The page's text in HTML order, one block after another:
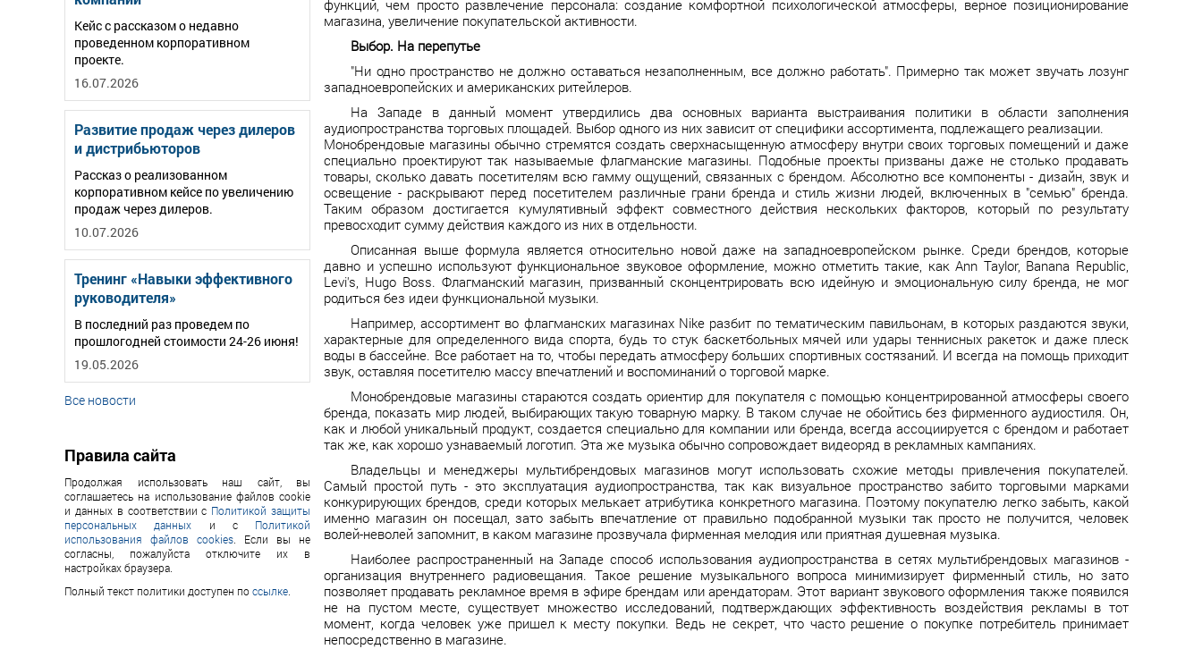
Кейс с рассказом о недавно
проведенном корпоративном
проекте.
16.07.2026
Развитие продаж через дилеров
и дистрибьюторов
Рассказ о реализованном
корпоративном кейсе по увеличению
продаж через дилеров.
10.07.2026
Тренинг «Навыки эффективного
руководителя»
В последний раз проведем по
прошлогодней стоимости 24-26 июня!
19.05.2026
Все новости
Правила сайта
Продолжая использовать наш сайт, вы
соглашаетесь на использование файлов cookie
и данных в соответствии с Политикой защиты
персональных данных и с Политикой
использования файлов cookies . Если вы не
согласны, пожалуйста отключите их в
настройках браузера.
Полный текст политики доступен поссылке
функций, чем просто развлечение персонала: создание комфортной психологической атмосферы, верное позиционирование
магазина, увеличение покупательской активности.
Выбор. На перепутье
"Ни одно пространство не должно оставаться незаполненным, все должно работать". Примерно так может звучать лозунг
западноевропейских и американских ритейлеров.
На Западе в данный момент утвердились два основных варианта выстраивания политики в области заполнения
аудиопространства торговых площадей. Выбор одного из них зависит от специфики ассортимента, подлежащего реализации.
Монобрендовые магазины обычно стремятся создать сверхнасыщенную атмосферу внутри своих торговых помещений и даже
специально проектируют так называемые флагманские магазины. Подобные проекты призваны даже не столько продавать
товары, сколько давать посетителям всю гамму ощущений, связанных с брендом. Абсолютно все компоненты - дизайн, звук и
освещение - раскрывают перед посетителем различные грани бренда и стиль жизни людей, включенных в "семью" бренда.
Таким образом достигается кумулятивный эффект совместного действия нескольких факторов, который по результату
превосходит сумму действия каждого из них в отдельности.
Описанная выше формула является относительно новой даже на западноевропейском рынке. Среди брендов, которые
давно и успешно используют функциональное звуковое оформление, можно отметить такие, как Ann Taylor, Banana Republic,
Levi's, Hugo Boss. Флагманский магазин, призванный сконцентрировать всю идейную и эмоциональную силу бренда, не мог
родиться без идеи функциональной музыки.
Например, ассортимент во флагманских магазинах Nike разбит по тематическим павильонам, в которых раздаются звуки,
характерные для определенного вида спорта, будь то стук баскетбольных мячей или удары теннисных ракеток и даже плеск
воды в бассейне. Все работает на то, чтобы передать атмосферу больших спортивных состязаний. И всегда на помощь приходит
звук, оставляя посетителю массу впечатлений и воспоминаний о торговой марке.
Монобрендовые магазины стараются создать ориентир для покупателя с помощью концентрированной атмосферы своего
бренда, показать мир людей, выбирающих такую товарную марку. В таком случае не обойтись без фирменного аудиостиля. Он,
как и любой уникальный продукт, создается специально для компании или бренда, всегда ассоциируется с брендом и работает
так же, как хорошо узнаваемый логотип. Эта же музыка обычно сопровождает видеоряд в рекламных кампаниях.
Владельцы и менеджеры мультибрендовых магазинов могут использовать схожие методы привлечения покупателей.
Самый простой путь - это эксплуатация аудиопространства, так как визуальное пространство забито торговыми марками
конкурирующих брендов, среди которых мелькает атрибутика конкретного магазина. Поэтому покупателю легко забыть, какой
именно магазин он посещал, зато забыть впечатление от правильно подобранной музыки так просто не получится, человек
волей-неволей запомнит, в каком магазине прозвучала фирменная мелодия или приятная душевная музыка.
Наиболее распространенный на Западе способ использования аудиопространства в сетях мультибрендовых магазинов -
организация внутреннего радиовещания. Такое решение музыкального вопроса минимизирует фирменный стиль, но зато
позволяет продавать рекламное время в эфире брендам или арендаторам. Этот вариант звукового оформления также появился
не на пустом месте, существует множество исследований, подтверждающих эффективность воздействия рекламы в тот
момент, когда человек уже пришел к месту покупки. Ведь не секрет, что часто решение о покупке потребитель принимает
непосредственно в магазине.